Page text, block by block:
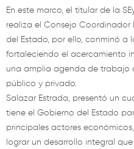
En este marco, el titular de la
realiza el Consejo Coordinador
del Estado, por ello, conminó a
fortaleciendo el acercamiento
una amplia agenda de trabajo
público y privado.
Salazar Estrada, presentó un
tiene el Gobierno del Estado
principales actores
lograr un desarrollo integral